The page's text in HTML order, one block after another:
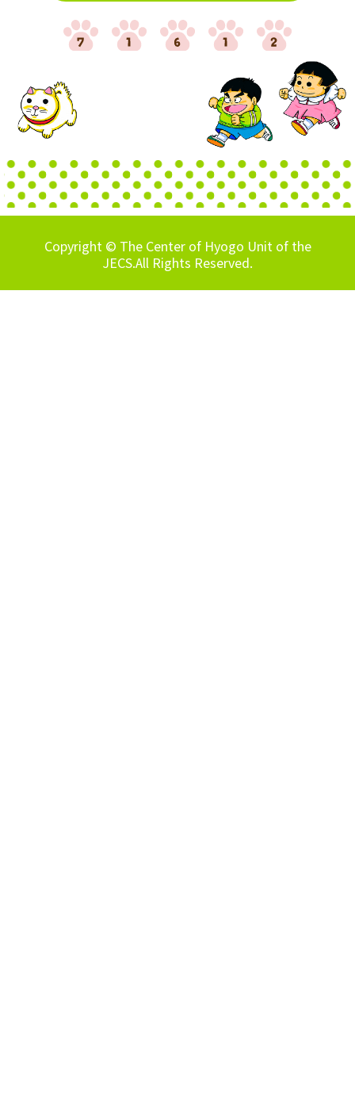
Copyright © The Center of Hyogo Unit of the
JECS.All Rights Reserved.